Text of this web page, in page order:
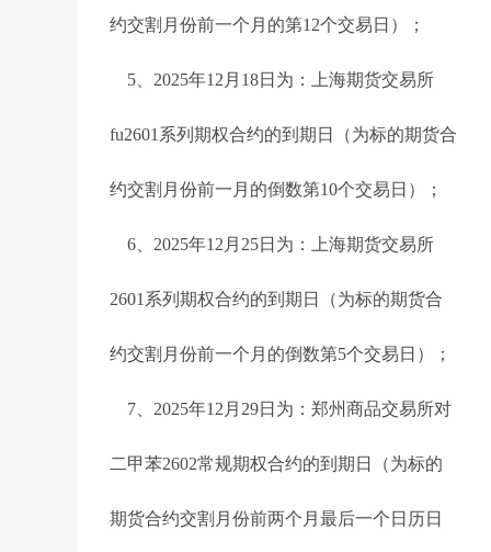
约交割月份前一个月的第12个交易日）；
5、2025年12月18日为：上海期货交易所
fu2601系列期权合约的到期日（为标的期货合
约交割月份前一月的倒数第10个交易日）；
6、2025年12月25日为：上海期货交易所
2601系列期权合约的到期日（为标的期货合
约交割月份前一个月的倒数第5个交易日）；
7、2025年12月29日为：郑州商品交易所对
二甲苯2602常规期权合约的到期日（为标的
期货合约交割月份前两个月最后一个日历日